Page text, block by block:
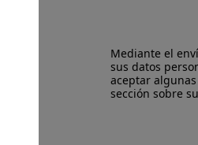
Mediante el
sus datos
aceptar
sección sobre